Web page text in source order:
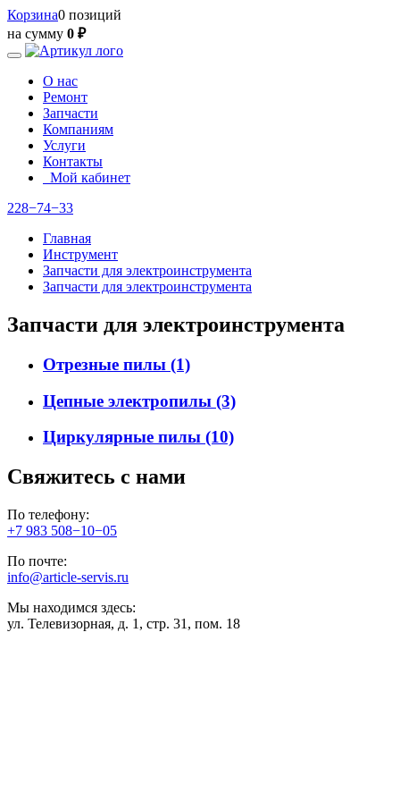
Корзина0 позиций
на сумму 0 ₽
О нас
Ремонт
Запчасти
Компаниям
Услуги
Контакты
Мой кабинет
228−74−33
Главная
Инструмент
Запчасти для электроинструмента
Запчасти для электроинструмента
Запчасти для электроинструмента
Отрезные пилы (1)
Цепные электропилы (3)
Циркулярные пилы (10)
Свяжитесь с нами
По телефону:
+7 983 508−10−05
По почте:
info@article-servis.ru
Мы находимся здесь:
ул. Телевизорная, д. 1, стр. 31, пом. 18